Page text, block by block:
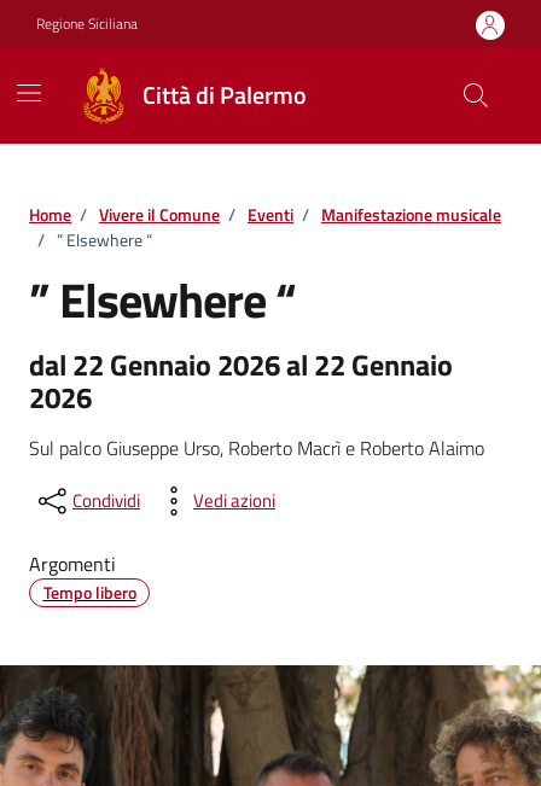
Vai ai contenuti
Vai al footer
Regione Siciliana
Città di Palermo
Home / Vivere il Comune / Eventi / Manifestazione musicale
/ ” Elsewhere “
” Elsewhere “
dal 22 Gennaio 2026 al 22 Gennaio
2026
Sul palco Giuseppe Urso, Roberto Macrì e Roberto Alaimo
Condividi Vedi azioni
Argomenti
Tempo libero